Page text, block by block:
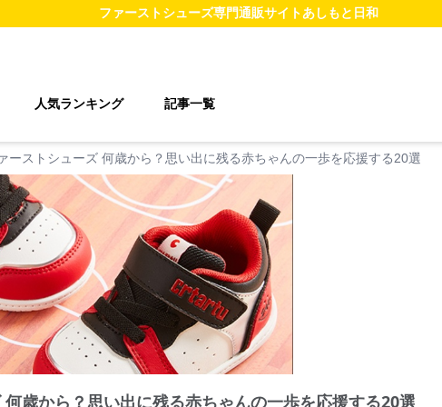
ファーストシューズ専門通販サイトあしもと日和
人気ランキング 記事一覧
ーストシューズ 何歳から？思い出に残る赤ちゃんの一歩を応援する20選
歳から？思い出に残る赤ちゃんの一歩を応援する20選